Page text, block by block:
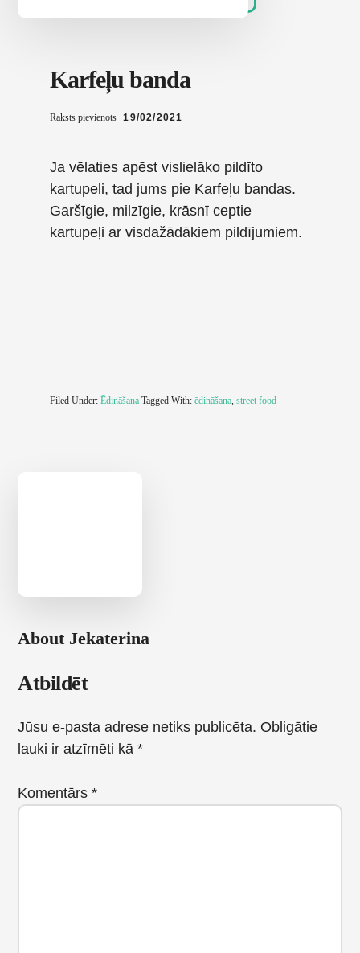
Karfeļu banda
Raksts pievienots 19/02/2021
Ja vēlaties apēst vislielāko pildīto
kartupeli, tad jums pie Karfeļu bandas.
Garšīgie, milzīgie, krāsnī ceptie
kartupeļi ar visdažādākiem pildījumiem.
Filed Under:Ēdināšana Tagged With:ēdināšana,street food
About Jekaterina
Reader
Interactions
Atbildēt
Jūsu e-pasta adrese netiks publicēta. Obligātie
lauki ir atzīmēti kā*
Komentārs*